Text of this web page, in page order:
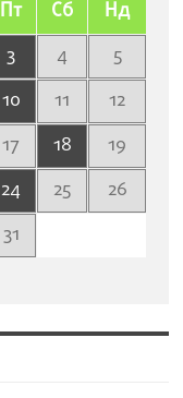
Пт Сб Нд
3 4
5
10 11
12
17 18
19
24 25
26
31